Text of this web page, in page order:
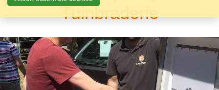
inhoud
Tuinbraderie
Doneer
Contact